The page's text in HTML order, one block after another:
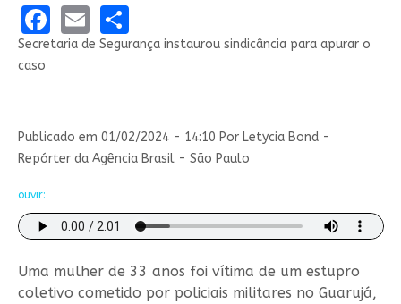
Facebook
EmailShare
Secretaria de Segurança instaurou sindicância para apurar o
caso
Publicado em 01/02/2024 - 14:10 Por Letycia Bond -
Repórter da Agência Brasil - São Paulo
ouvir:
Uma mulher de 33 anos foi vítima de um estupro
coletivo cometido por policiais militares no Guarujá,